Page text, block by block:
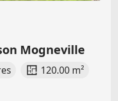
Mogneville
120.00 m²